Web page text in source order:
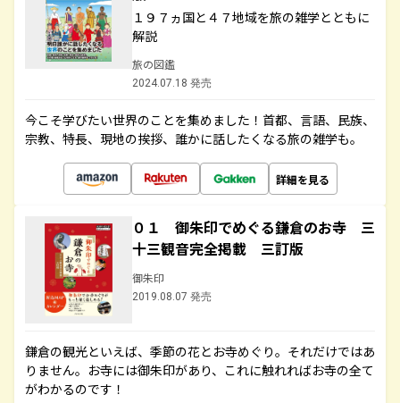
１９７ヵ国と４７地域を旅の雑学とともに
解説
旅の図鑑
2024.07.18 発売
今こそ学びたい世界のことを集めました！首都、言語、民族、
宗教、特長、現地の挨拶、誰かに話したくなる旅の雑学も。
詳細を見る
０１ 御朱印でめぐる鎌倉のお寺 三
十三観音完全掲載 三訂版
御朱印
2019.08.07 発売
鎌倉の観光といえば、季節の花とお寺めぐり。それだけではあ
りません。お寺には御朱印があり、これに触れればお寺の全て
がわかるのです！